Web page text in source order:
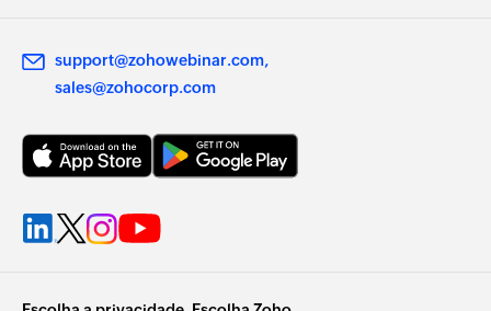
support@zohowebinar.com
sales@zohocorp.com